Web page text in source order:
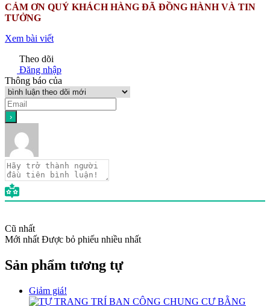
CẢM ƠN QUÝ KHÁCH HÀNG ĐÃ ĐỒNG HÀNH VÀ TIN
TƯỞNG
Xem bài viết
Theo dõi
Đăng nhập
Thông báo của
Cũ nhất
Mới nhất Được bỏ phiếu nhiều nhất
Sản phẩm tương tự
Giảm giá!